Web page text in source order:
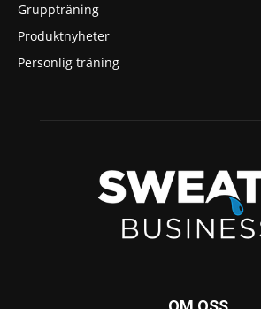
Gruppträning
Produktnyheter
Personlig träning